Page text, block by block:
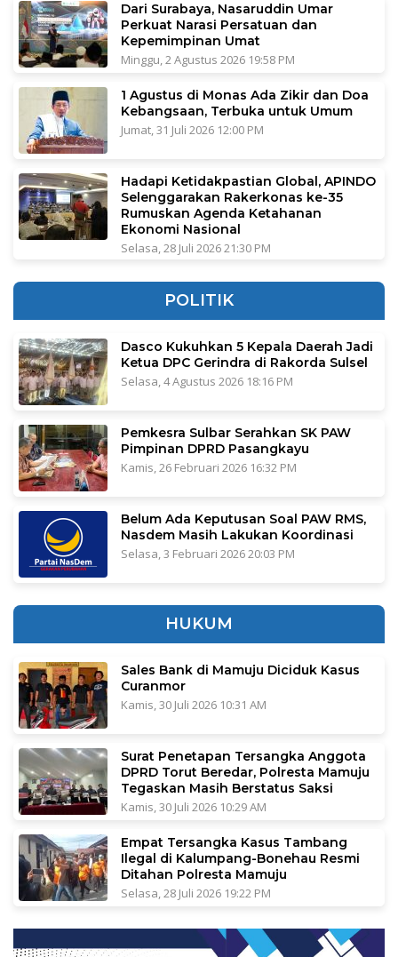
Dari Surabaya, Nasaruddin Umar
Perkuat Narasi Persatuan dan
Kepemimpinan Umat
Minggu, 2 Agustus 2026 19:58 PM
1 Agustus di Monas Ada Zikir dan Doa
Kebangsaan, Terbuka untuk Umum
Jumat, 31 Juli 2026 12:00 PM
Hadapi Ketidakpastian Global, APINDO
Selenggarakan Rakerkonas ke-35
Rumuskan Agenda Ketahanan
Ekonomi Nasional
Selasa, 28 Juli 2026 21:30 PM
POLITIK
Dasco Kukuhkan 5 Kepala Daerah Jadi
Ketua DPC Gerindra di Rakorda Sulsel
Selasa, 4 Agustus 2026 18:16 PM
Pemkesra Sulbar Serahkan SK PAW
Pimpinan DPRD Pasangkayu
Kamis, 26 Februari 2026 16:32 PM
Belum Ada Keputusan Soal PAW RMS,
Nasdem Masih Lakukan Koordinasi
Selasa, 3 Februari 2026 20:03 PM
HUKUM
Sales Bank di Mamuju Diciduk Kasus
Curanmor
Kamis, 30 Juli 2026 10:31 AM
Surat Penetapan Tersangka Anggota
DPRD Torut Beredar, Polresta Mamuju
Tegaskan Masih Berstatus Saksi
Kamis, 30 Juli 2026 10:29 AM
Empat Tersangka Kasus Tambang
Ilegal di Kalumpang-Bonehau Resmi
Ditahan Polresta Mamuju
Selasa, 28 Juli 2026 19:22 PM